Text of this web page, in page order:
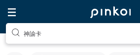
神諭卡